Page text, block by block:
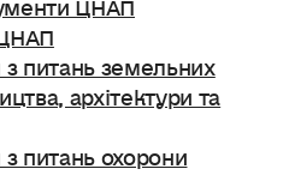
з питань земельних
архітектури та
з питань охорони